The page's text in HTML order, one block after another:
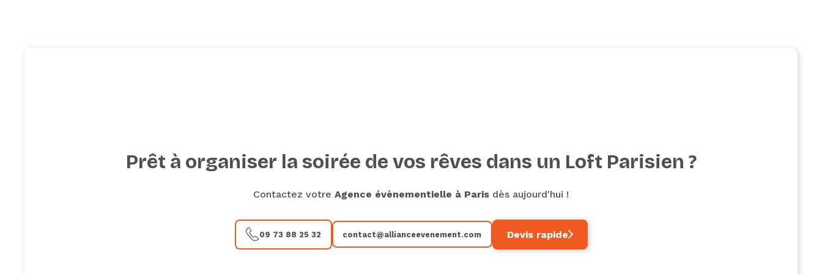
Prêt à organiser la soirée de vos rêves dans un Loft Parisien ?
Contactez votre Agence évènementielle à Paris dès aujourd'hui !
09 73 88 25 32 contact@allianceevenement.com Devis rapide